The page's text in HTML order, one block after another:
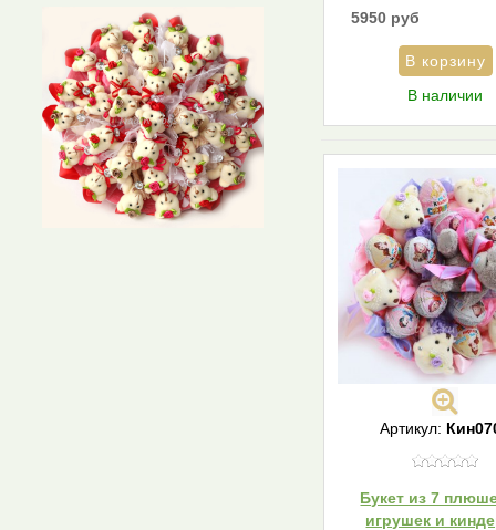
5950 руб
В наличии
Артикул:
Букет из 7
игрушек и